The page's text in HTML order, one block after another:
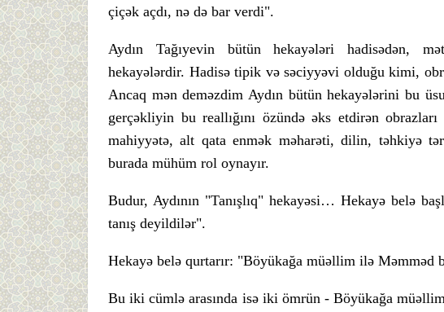
çiçək açdı, nə də bar verdi".
Aydın Tağıyevin bütün hekayələri hadisədən,
hekayələrdir. Hadisə tipik və səciyyəvi olduğu kimi,
Ancaq mən deməzdim Aydın bütün hekayələrini bu
gerçəkliyin bu reallığını özündə əks etdirən
mahiyyətə, alt qata enmək məharəti, dilin, təhkiyə
burada mühüm rol oynayır.
Budur, Aydının "Tanışlıq" hekayəsi… Hekayə belə
tanış deyildilər".
Hekayə belə qurtarır: "Böyükağa müəllim ilə Məmməd
Bu iki cümlə arasında isə iki ömrün - Böyükağa